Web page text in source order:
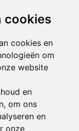
cookies
cookies en
om
website
en
om ons
en
onze